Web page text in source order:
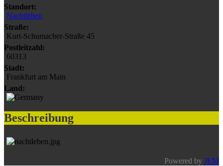
Standort:
Nachtleben
Straße:
Kurt-Schumacher-Straße 45
Postleitzahl:
60313
Stadt:
Frankfurt am Main
Land:
Beschreibung
Powered by JEM